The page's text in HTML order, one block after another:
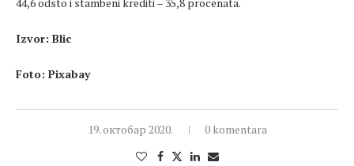
44,6 odsto i stambeni krediti – 35,8 procenata.
Izvor: Blic
Foto: Pixabay
19. октобар 2020. 0 komentara